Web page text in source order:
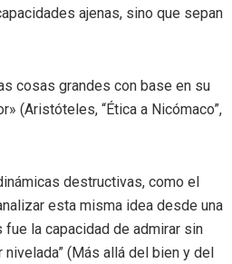
ajenas, sino que sepan
cosas grandes con base en su
(Aristóteles, “Ética a Nicómaco”,
destructivas, como el
esta misma idea desde una
la capacidad de admirar sin
(Más allá del bien y del